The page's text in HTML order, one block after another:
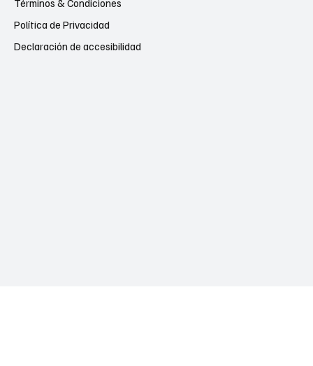
Política de Privacidad
Términos & Condiciones
Declaración de accesibilidad